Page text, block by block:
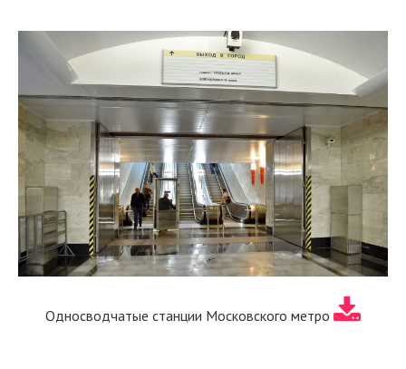
Односводчатые станции Московского метро